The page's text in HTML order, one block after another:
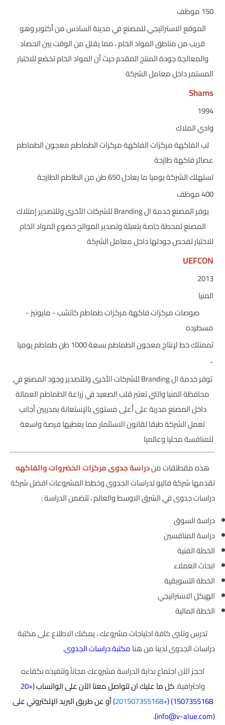
150 موظف
الموقع الاستراتيجي للمصنع في مدينة السادس من أكتوبر وهو
قريب من مناطق المواد الخام ، مما يقلل من الوقت بين الحصاد
والمعالجة جودة المنتج المقدم حيث أن المواد الخام تخضع للاختبار
المستمر داخل معامل الشركة
Shams
1994
وادي الملاك
لب الفاكهة مركزات الفاكهة مركزات الطماطم معجون الطماطم
عصائر فاكهة طازجة
تستهلك الشركة يوميا ما يعادل 650 طن من الطاطم الطازجة
400 موظف
يوفر المصنع خدمة ال Branding للشركات الأخرى وللتصدير إمتلاك
المصنع لمحطة خاصة بتعبئة وتصدير الموالح خضوع المواد الخام
للاختبار لفحص جودتها داخل معامل الشركة
UEFCON
2013
المنيا
صوصات مركزات فاكهة مركزات طماطم كاتشب - مايونيز -
مسطرده
تممتلك خط لإنتاج معجون الطماطم بسعة 1000 طن طماطم يوميا
-
توفر خدمة ال Branding للشركات الأخرى وللتصدير وجود المصنع في
محافظة المنيا والتي تعتبر قلب الصعيد في زراعة الطماطم العمالة
داخل المصنع مدربة على أعلى مستوى بالإستعانة بمدربين أجانب
تعمل الشركة طبقا لقانون الاستثمار مما يعطيها فرصة واسعة
للمنافسة محليا وعالميا
هذه مقطتفات مندراسة جدوى مركزات الخضروات والفاكهه
تقدمها شركة فاليو لدراسات الجدوى وخطط المشروعات افضل شركة
دراسات جدوى في الشرق الاوسط والعالم ، تتضمن الدراسة :
دراسة السوق
دراسة المنافسين
الخطة الفنية
ابحاث العملاء
الخطة التسويقية
الهيكل الاستراتيجي
الخطة المالية
تدرس وتلبى كافة احتياجات مشروعك ، يمكنك الاطلاع على مكتبة
دراسات الجدوى لدينا من هنامكتبة دراسات الجدوى.
احجز الآن اجتماع بداية الدراسة مشروعك مجاناً وتنفيذه بكفاءه
واحترافية.كل ما عليك ان تتواصل معنا الآن على الواتساب(
+20
1507355168
) (
+201507355168
)أو عن طريق البريد الإلكتروني على
(
info@v-alue.com
)
.